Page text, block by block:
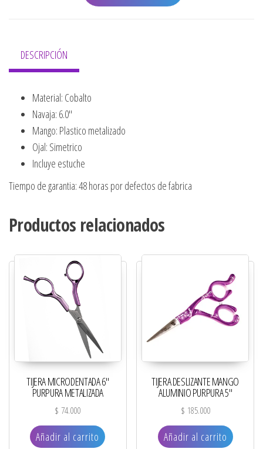
DESCRIPCIÓN
Material: Cobalto
Navaja: 6.0″
Mango: Plastico metalizado
Ojal: Simetrico
Incluye estuche
Tiempo de garantia: 48 horas por defectos de fabrica
Productos relacionados
TIJERA MICRODENTADA 6″
PURPURA METALIZADA
$ 74.000
Añadir al carrito
TIJERA DESLIZANTE MANGO
ALUMINIO PURPURA 5″
$ 185.000
Añadir al carrito